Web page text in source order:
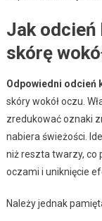
Jak odcień
skórę
Odpowiedni odcień
skóry wokół oczu.
zredukować oznaki
nabiera świeżości.
niż reszta twarzy, co
oczami i uniknięcie
Należy jednak